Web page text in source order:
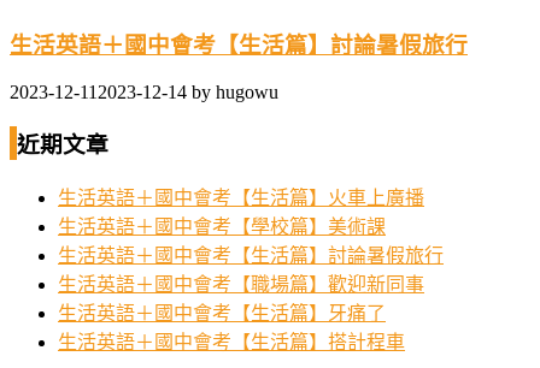
生活英語＋國中會考【生活篇】討論暑假旅行
2023-12-11 2023-12-14 by hugowu
近期文章
生活英語＋國中會考【生活篇】火車上廣播
生活英語＋國中會考【學校篇】美術課
生活英語＋國中會考【生活篇】討論暑假旅行
生活英語＋國中會考【職場篇】歡迎新同事
生活英語＋國中會考【生活篇】牙痛了
生活英語＋國中會考【生活篇】搭計程車